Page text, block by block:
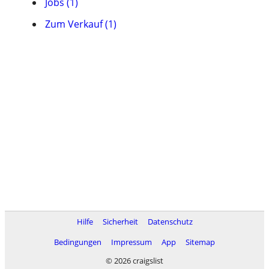
Zum Verkauf (1)
Hilfe Sicherheit
Datenschutz
Bedingungen
Impressum App
Sitemap
© 2026 craigslist